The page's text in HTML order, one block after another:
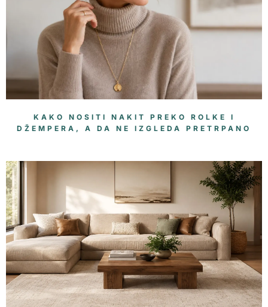
KAKO NOSITI NAKIT PREKO ROLKE I
DŽEMPERA, A DA NE IZGLEDA PRETRPANO